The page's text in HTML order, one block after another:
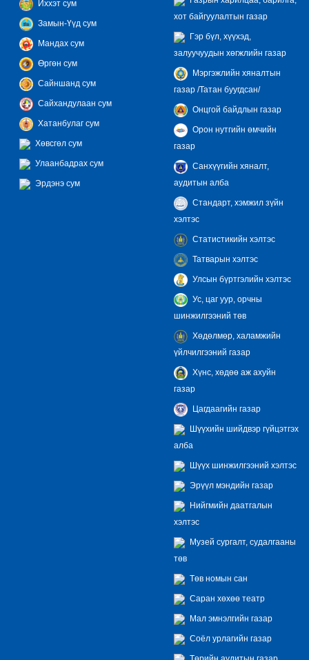
Иххэт сум
Замын-Үүд сум
Мандах сум
Өргөн сум
Сайншанд сум
Сайхандулаан сум
Хатанбулаг сум
Хөвсгөл сум
Улаанбадрах сум
Эрдэнэ сум
хот байгуулалтын газар
Гэр бүл, хүүхэд,
залуучуудын хөгжлийн газар
Мэргэжлийн хяналтын
газар /Татан буугдсан/
Онцгой байдлын газар
Орон нутгийн өмчийн
газар
Санхүүгийн хяналт,
аудитын алба
Стандарт, хэмжил зүйн
хэлтэс
Статистикийн хэлтэс
Татварын хэлтэс
Улсын бүртгэлийн хэлтэс
Ус, цаг уур, орчны
шинжилгээний төв
Хөдөлмөр, халамжийн
үйлчилгээний газар
Хүнс, хөдөө аж ахуйн
газар
Цагдаагийн газар
Шүүхийн шийдвэр гүйцэтгэх
алба
Шүүх шинжилгээний хэлтэс
Эрүүл мэндийн газар
Нийгмийн даатгалын
хэлтэс
Музей сургалт, судалгааны
төв
Төв номын сан
Саран хөхөө театр
Мал эмнэлгийн газар
Соёл урлагийн газар